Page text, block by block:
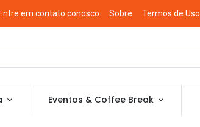
Entre em contato conosco Sobre Termos de Uso
Eventos & Coffee Break